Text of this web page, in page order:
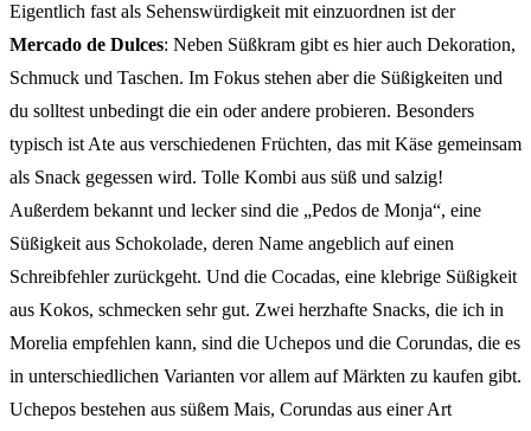
Eigentlich fast als Sehenswürdigkeit mit einzuordnen ist der
Mercado de Dulces: Neben Süßkram gibt es hier auch Dekoration,
Schmuck und Taschen. Im Fokus stehen aber die Süßigkeiten und
du solltest unbedingt die ein oder andere probieren. Besonders
typisch ist Ate aus verschiedenen Früchten, das mit Käse gemeinsam
als Snack gegessen wird. Tolle Kombi aus süß und salzig!
Außerdem bekannt und lecker sind die „Pedos de Monja“, eine
Süßigkeit aus Schokolade, deren Name angeblich auf einen
Schreibfehler zurückgeht. Und die Cocadas, eine klebrige Süßigkeit
aus Kokos, schmecken sehr gut. Zwei herzhafte Snacks, die ich in
Morelia empfehlen kann, sind die Uchepos und die Corundas, die es
in unterschiedlichen Varianten vor allem auf Märkten zu kaufen gibt.
Uchepos bestehen aus süßem Mais, Corundas aus einer Art